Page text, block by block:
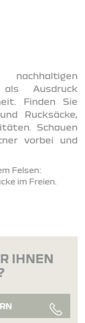
als Ausdruck
Finden Sie
Rucksäcke,
Schauen
vorbei und
IHNEN